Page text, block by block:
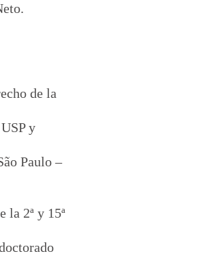
de la
y
Paulo –
la 2ª y 15ª